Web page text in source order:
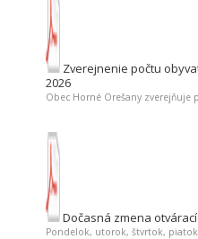
Zverejnenie počtu
2026
Obec Horné Orešany zverejňuje
Dočasná zmena
Pondelok, utorok, štvrtok, piatok: